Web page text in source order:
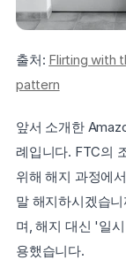
출처: Flirting with
pattern
앞서 소개한
례입니다. FTC의
위해 해지 과정에
말 해지하시겠습
며, 해지 대신 '일
용했습니다.